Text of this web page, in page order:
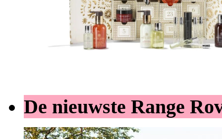
De nieuwste Range